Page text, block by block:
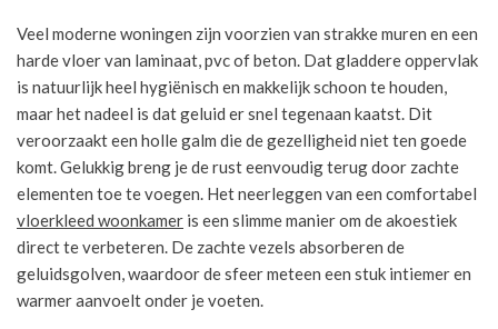
Veel moderne woningen zijn voorzien van strakke muren en een
harde vloer van laminaat, pvc of beton. Dat gladdere oppervlak
is natuurlijk heel hygiënisch en makkelijk schoon te houden,
maar het nadeel is dat geluid er snel tegenaan kaatst. Dit
veroorzaakt een holle galm die de gezelligheid niet ten goede
komt. Gelukkig breng je de rust eenvoudig terug door zachte
elementen toe te voegen. Het neerleggen van een comfortabel
vloerkleed woonkamer is een slimme manier om de akoestiek
direct te verbeteren. De zachte vezels absorberen de
geluidsgolven, waardoor de sfeer meteen een stuk intiemer en
warmer aanvoelt onder je voeten.